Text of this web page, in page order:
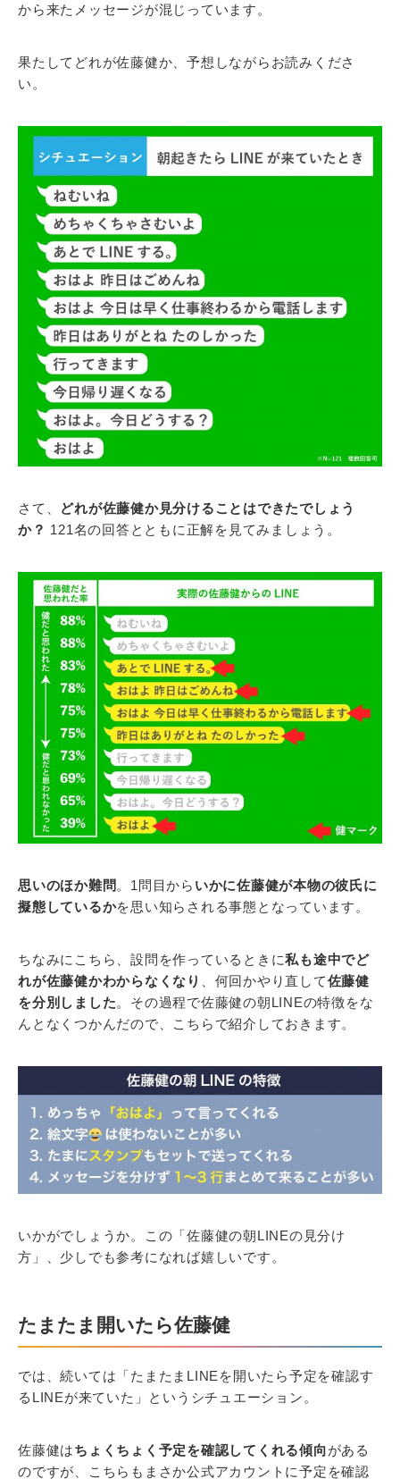
から来たメッセージが混じっています。
果たしてどれが佐藤健か、予想しながらお読みくださ
い。
さて、
どれが佐藤健か見分けることはできたでしょう
か？ 121名の回答とともに正解を見てみましょう。
思いのほか難問 。1問目から いかに佐藤健が本物の彼氏に
擬態しているかを思い知らされる事態となっています。
ちなみにこちら、設問を作っているときに私も途中でど
れが佐藤健かわからなくなり
、何回かやり直して佐藤健
を分別しました。その過程で佐藤健の朝LINEの特徴をな
んとなくつかんだので、こちらで紹介しておきます。
いかがでしょうか。この「佐藤健の朝LINEの見分け
方」、少しでも参考になれば嬉しいです。
たまたま開いたら佐藤健
では、続いては「たまたまLINEを開いたら予定を確認す
るLINEが来ていた」というシチュエーション。
佐藤健はちょくちょく予定を確認してくれる傾向がある
のですが、こちらもまさか公式アカウントに予定を確認